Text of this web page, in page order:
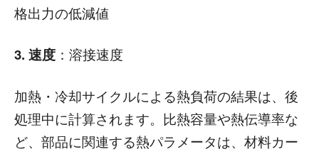
格出力の低減値
3. 速度 ：溶接速度
加熱・冷却サイクルによる熱負荷の結果は、後
処理中に計算されます。比熱容量や熱伝導率な
ど、部品に関連する熱パラメータは、材料カー